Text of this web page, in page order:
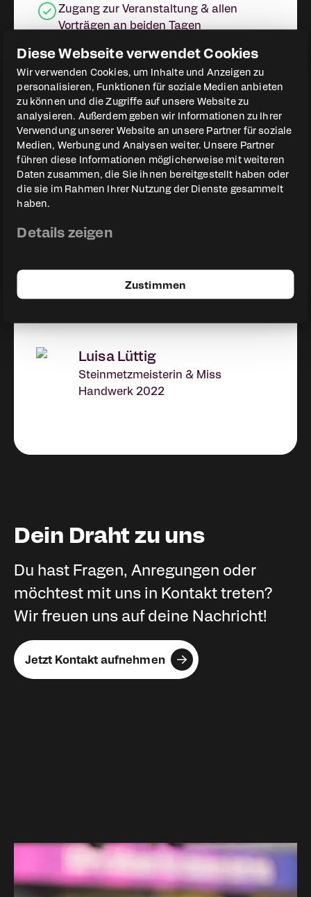
Diese Webseite verwendet Cookies
Wir verwenden Cookies, um Inhalte und Anzeigen zu
personalisieren, Funktionen für soziale Medien anbieten
zu können und die Zugriffe auf unsere Website zu
analysieren. Außerdem geben wir Informationen zu Ihrer
Verwendung unserer Website an unsere Partner für soziale
Medien, Werbung und Analysen weiter. Unsere Partner
führen diese Informationen möglicherweise mit weiteren
Daten zusammen, die Sie ihnen bereitgestellt haben oder
die sie im Rahmen Ihrer Nutzung der Dienste gesammelt
haben.
Details zeigen
Zustimmen
Zugang zur Veranstaltung & allen
Vorträgen an beiden Tagen
Zugang zu exklusiven Workshops
"Es ist so verrückt was ihr
auf die Beine gestellt habt!
Einfach nur gigantisch toll
geworden! Inhaltlich einfach
Luisa Lüttig
Steinmetzmeisterin & Miss
Handwerk 2022
Dein Draht zu uns
Du hast Fragen, Anregungen oder
möchtest mit uns in Kontakt treten?
Wir freuen uns auf deine Nachricht!
Jetzt Kontakt aufnehmen